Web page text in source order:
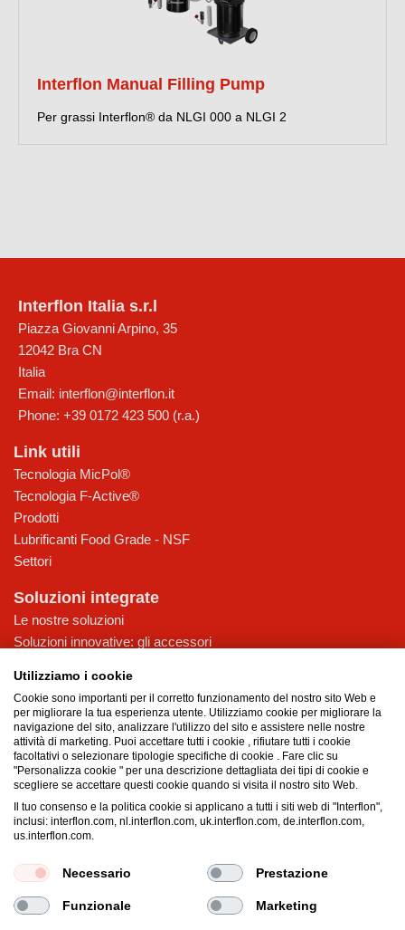
Interflon Manual Filling Pump
Per grassi Interflon® da NLGI 000 a NLGI 2
Interflon Italia s.r.l
Piazza Giovanni Arpino, 35
12042 Bra CN
Italia
Email: interflon@interflon.it
Phone: +39 0172 423 500 (r.a.)
Link utili
Tecnologia MicPol®
Tecnologia F-Active®
Prodotti
Lubrificanti Food Grade - NSF
Settori
Soluzioni integrate
Le nostre soluzioni
Soluzioni innovative: gli accessori
Consulenza
Assistenza
Interflon
Chi siamo
I nostri valori
Certificati
News
Termini e condizioni Dati aziendali
Utilizziamo i cookie
Cookie sono importanti per il corretto funzionamento del nostro sito Web e
per migliorare la tua esperienza utente. Utilizziamo cookie per migliorare la
navigazione del sito, analizzare l'utilizzo del sito e assistere nelle nostre
attività di marketing. Puoi accettare tutti i cookie , rifiutare tutti i cookie
facoltativi o selezionare tipologie specifiche di cookie . Fare clic su
"Personalizza cookie " per una descrizione dettagliata dei tipi di cookie e
scegliere se accettare questi cookie quando si visita il nostro sito Web.
Il tuo consenso e la politica cookie si applicano a tutti i siti web di "Interflon",
inclusi: interflon.com, nl.interflon.com, uk.interflon.com, de.interflon.com,
us.interflon.com.
Necessario Prestazione
Funzionale Marketing